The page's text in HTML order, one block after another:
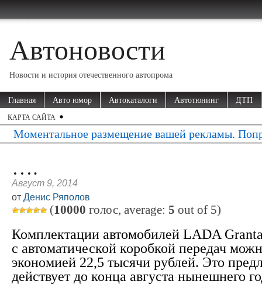
Автоновости
Новости и история отечественного автопрома
Главная Авто юмор Автокаталоги Автотюнинг ДТП
КАРТА САЙТА
Моментальное размещение вашей рекламы.
….
Август 9, 2014
от Денис Ряполов
(10000 голос, average: 5 out of 5)
Комплектации автомобилей LADA
с автоматической коробкой передач
экономией 22,5 тысячи рублей. Это
действует до конца августа нынешнего